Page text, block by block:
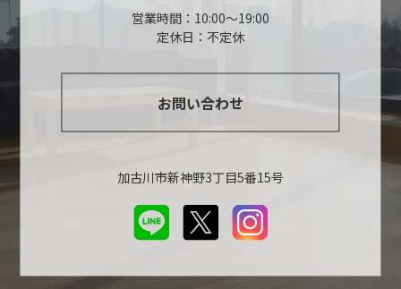
営業時間：10:00～19:00
定休日：不定休
お問い合わせ
加古川市新神野3丁目5番15号